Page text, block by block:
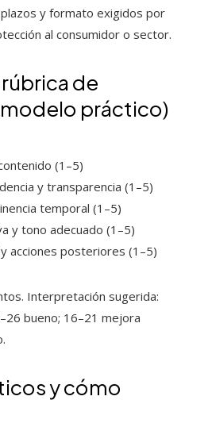
y formato exigidos por
al consumidor o sector.
de
práctico)
(1–5)
y transparencia (1–5)
temporal (1–5)
y tono adecuado (1–5)
acciones posteriores (1–5)
Interpretación sugerida:
bueno; 16–21 mejora
y cómo